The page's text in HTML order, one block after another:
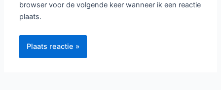
browser voor de volgende keer wanneer ik een reactie
plaats.